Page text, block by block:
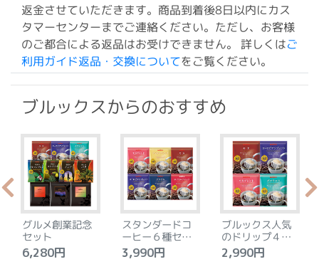
返金させていただきます。商品到着後8日以内にカス
タマーセンターまでご連絡ください。ただし、お客様
のご都合による返品はお受けできません。 詳しくはご
利用ガイド返品・交換についてをご覧ください。
ブルックスからのおすすめ
グルメ創業記念
セット
6,280円
スタンダードコ
ーヒー６種セッ
ト
3,990円
ブルックス人気
のドリップ４種
セット
2,990円